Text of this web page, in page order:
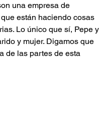
una empresa de
están haciendo cosas
Lo único que sí, Pepe y
y mujer. Digamos que
de las partes de esta